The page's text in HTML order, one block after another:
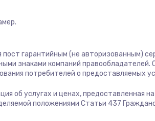
гарантийным (не авторизованным)
знаками компаний
потребителей о предоставляемых
об услугах и ценах, предоставленная
положениями Статьи 437